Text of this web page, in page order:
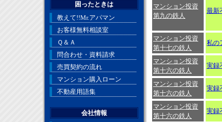
マンション投資
第九の鉄人
最新
マンション投資
第十七の鉄人
私の
マンション投資
第十六の鉄人
実録
マンション投資
第十六の鉄人
実録
マンション投資
第十六の鉄人
実録
困ったときは
教えて!!Mr.アパマン
お客様無料相談室
Ｑ＆Ａ
問合わせ・資料請求
売買契約の流れ
マンション購入ローン
不動産用語集
会社情報